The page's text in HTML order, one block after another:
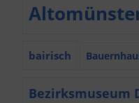
bairisch
Bezirksmuseum